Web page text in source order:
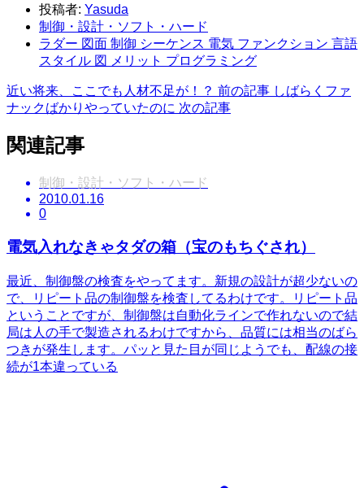
投稿者: Yasuda
制御・設計・ソフト・ハード
ラダー 図面 制御 シーケンス 電気 ファンクション 言語
スタイル 図 メリット プログラミング
近い将来、ここでも人材不足が！？ 前の記事 しばらくファ
ナックばかりやっていたのに 次の記事
関連記事
制御・設計・ソフト・ハード
2010.01.16
0
電気入れなきゃタダの箱（宝のもちぐされ）
最近、制御盤の検査をやってます。新規の設計が超少ないの
で、リピート品の制御盤を検査してるわけです。リピート品
ということですが、制御盤は自動化ラインで作れないので結
局は人の手で製造されるわけですから、品質には相当のばら
つきが発生します。パッと見た目が同じようでも、配線の接
続が1本違っている